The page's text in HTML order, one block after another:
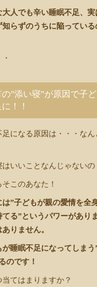
大人でも辛い睡眠不足、実
知らずのうちに陥っている
”添い寝”が原因で子ど
！！
になる原因は・・・なん
はいいことなんじゃないの
このあなた！
は”子どもが親の愛情を全
てる”というパワーがあり
りません。
が睡眠不足になってしまう
のです！
てはまりますか？